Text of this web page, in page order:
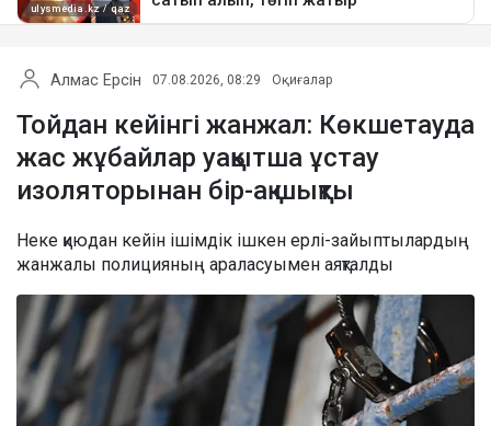
Алмас Ерсін 07.08.2026, 08:29 Оқиғалар
Тойдан кейінгі жанжал: Көкшетауда
жас жұбайлар уақытша ұстау
изоляторынан бір-ақ шықты
Неке қиюдан кейін ішімдік ішкен ерлі-зайыптылардың
жанжалы полицияның араласуымен аяқталды